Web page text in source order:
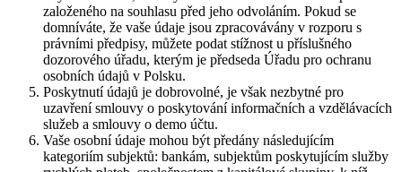
založeného na souhlasu před jeho odvoláním. Pokud se
domníváte, že vaše údaje jsou zpracovávány v rozporu s
právními předpisy, můžete podat stížnost u příslušného
dozorového úřadu, kterým je předseda Úřadu pro ochranu
osobních údajů v Polsku.
Poskytnutí údajů je dobrovolné, je však nezbytné pro
uzavření smlouvy o poskytování informačních a vzdělávacích
služeb a smlouvy o demo účtu.
Vaše osobní údaje mohou být předány následujícím
kategoriím subjektů: bankám, subjektům poskytujícím služby